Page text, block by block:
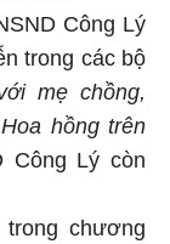
Công Lý
trong các bộ
mẹ chồng,
hồng trên
Công Lý còn
chương